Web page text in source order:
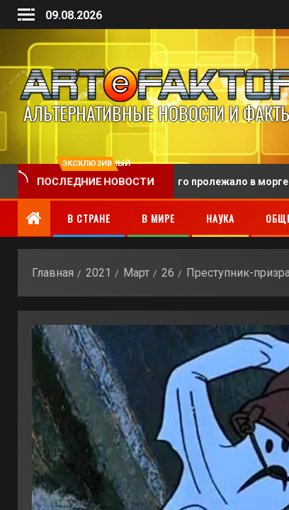
09.08.2026
ЭКСКЛЮЗИВНЫЙ
ПОСЛЕДНИЕ НОВОСТИ
тело которого пролежало в морге 128 лет
В СТРАНЕ В МИРЕ НАУКА
Главная 2021 Март 26 Преступник-